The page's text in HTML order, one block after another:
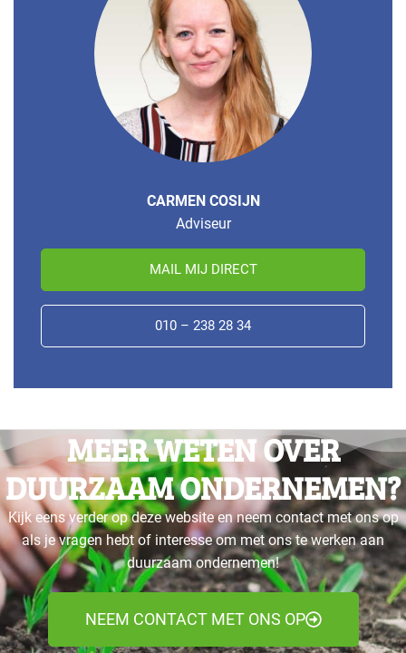
CARMEN COSIJN
Adviseur
MAIL MIJ DIRECT
010 – 238 28 34
MEER WETEN OVER
DUURZAAM ONDERNEMEN?
Kijk eens verder op deze website en neem contact met ons op
als je vragen hebt of interesse om met ons te werken aan
duurzaam ondernemen!
NEEM CONTACT MET ONS OP